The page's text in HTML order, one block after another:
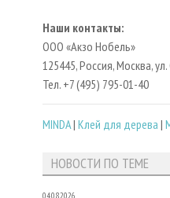
Наши контакты:
ООО «Акзо Нобель»
125445, Россия, Москва,
Тел. +7 (495) 795-01-40
MINDA| Клей для дерева |
НОВОСТИ ПО ТЕМЕ